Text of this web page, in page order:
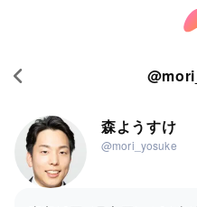
@
森ようすけ
@mori_yosuke